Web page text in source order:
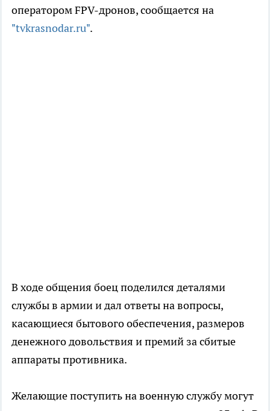
оператором FPV-дронов, сообщается на
"tvkrasnodar.ru".
В ходе общения боец поделился деталями
службы в армии и дал ответы на вопросы,
касающиеся бытового обеспечения, размеров
денежного довольствия и премий за сбитые
аппараты противника.
Желающие поступить на военную службу могут